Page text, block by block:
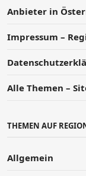
Anbieter in
Impressum –
Alle Themen –
THEMEN AUF
Allgemein